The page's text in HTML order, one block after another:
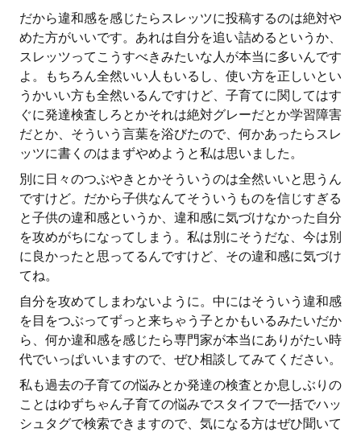
だから違和感を感じたらスレッツに投稿するのは絶対や
めた方がいいです。あれは自分を追い詰めるというか、
スレッツってこうすべきみたいな人が本当に多いんです
よ。もちろん全然いい人もいるし、使い方を正しいとい
うかいい方も全然いるんですけど、子育てに関してはす
ぐに発達検査しろとかそれは絶対グレーだとか学習障害
だとか、そういう言葉を浴びたので、何かあったらスレ
ッツに書くのはまずやめようと私は思いました。
別に日々のつぶやきとかそういうのは全然いいと思うん
ですけど。だから子供なんてそういうものを信じすぎる
と子供の違和感というか、違和感に気づけなかった自分
を攻めがちになってしまう。私は別にそうだな、今は別
に良かったと思ってるんですけど、その違和感に気づけ
てね。
自分を攻めてしまわないように。中にはそういう違和感
を目をつぶってずっと来ちゃう子とかもいるみたいだか
ら、何か違和感を感じたら専門家が本当にありがたい時
代でいっぱいいますので、ぜひ相談してみてください。
私も過去の子育ての悩みとか発達の検査とか息しぶりの
ことはゆずちゃん子育ての悩みでスタイフで一括でハッ
シュタグで検索できますので、気になる方はぜひ聞いて